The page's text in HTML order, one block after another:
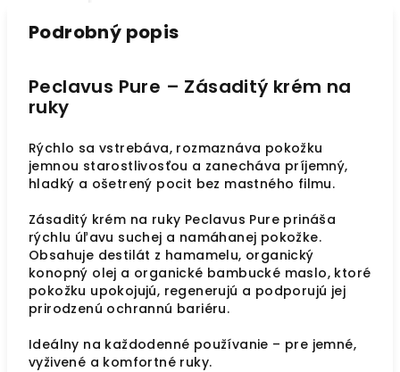
Podrobný popis
Peclavus Pure – Zásaditý krém na
ruky
Rýchlo sa vstrebáva, rozmaznáva pokožku
jemnou starostlivosťou a zanecháva príjemný,
hladký a ošetrený pocit bez mastného filmu.
Zásaditý krém na ruky Peclavus Pure prináša
rýchlu úľavu suchej a namáhanej pokožke.
Obsahuje destilát z hamamelu, organický
konopný olej a organické bambucké maslo, ktoré
pokožku upokojujú, regenerujú a podporujú jej
prirodzenú ochrannú bariéru.
Ideálny na každodenné používanie – pre jemné,
vyživené a komfortné ruky.